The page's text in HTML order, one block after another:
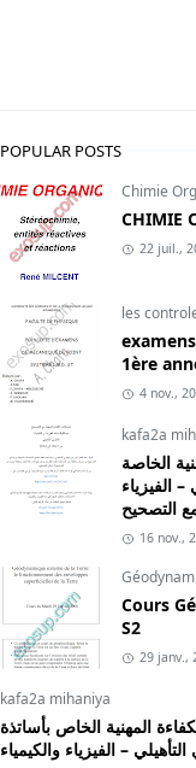
POPULAR POSTS
Chimie
CHIMIE
22 juil.,
les
1ère
4 nov.,
kafa2a
الخاصة
– الفيزياء
التصحيح
16 nov.,
Cours
S2
29 janv.,
kafa2a mihaniya
المهنية الخاص بأساتذة
التأهيلي – الفيزياء والكيمياء